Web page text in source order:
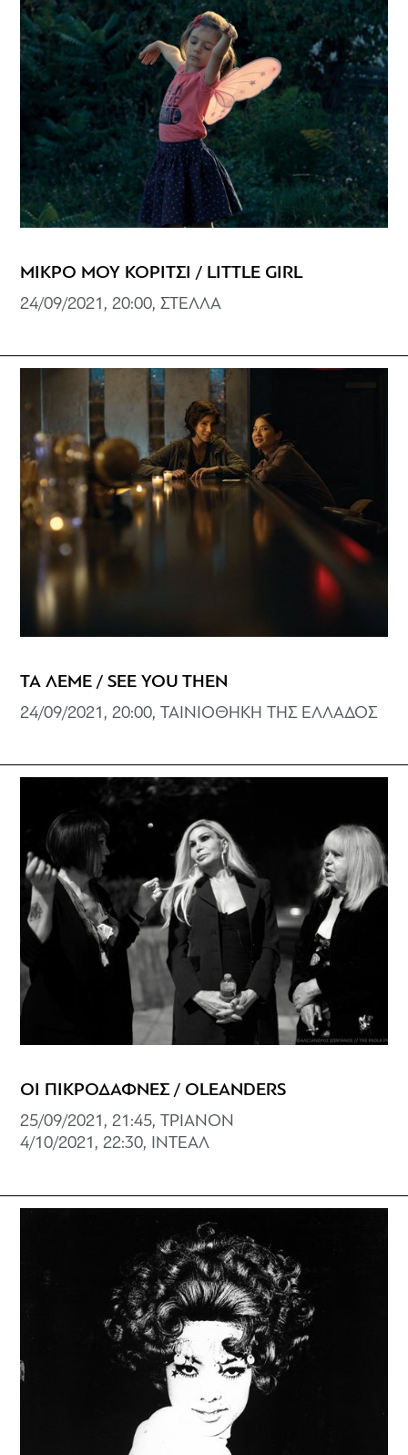
ΜΙΚΡΟ ΜΟΥ ΚΟΡΙΤΣΙ / LITTLE GIRL
24/09/2021, 20:00, ΣΤΕΛΛΑ
ΤΑ ΛΕΜΕ / SEE YOU THEN
24/09/2021, 20:00, ΤΑΙΝΙΟΘΗΚΗ ΤΗΣ ΕΛΛΑΔΟΣ
ΟΙ ΠΙΚΡΟΔΑΦΝΕΣ / OLEANDERS
25/09/2021, 21:45, ΤΡΙΑΝΟΝ
4/10/2021, 22:30, ΙΝΤΕΑΛ